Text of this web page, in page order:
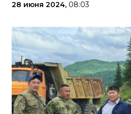
28 июня 2024, 08:03